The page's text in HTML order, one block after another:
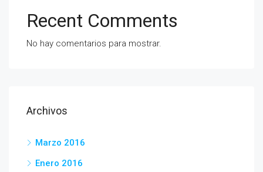
Recent Comments
No hay comentarios para mostrar.
Archivos
Marzo 2016
Enero 2016